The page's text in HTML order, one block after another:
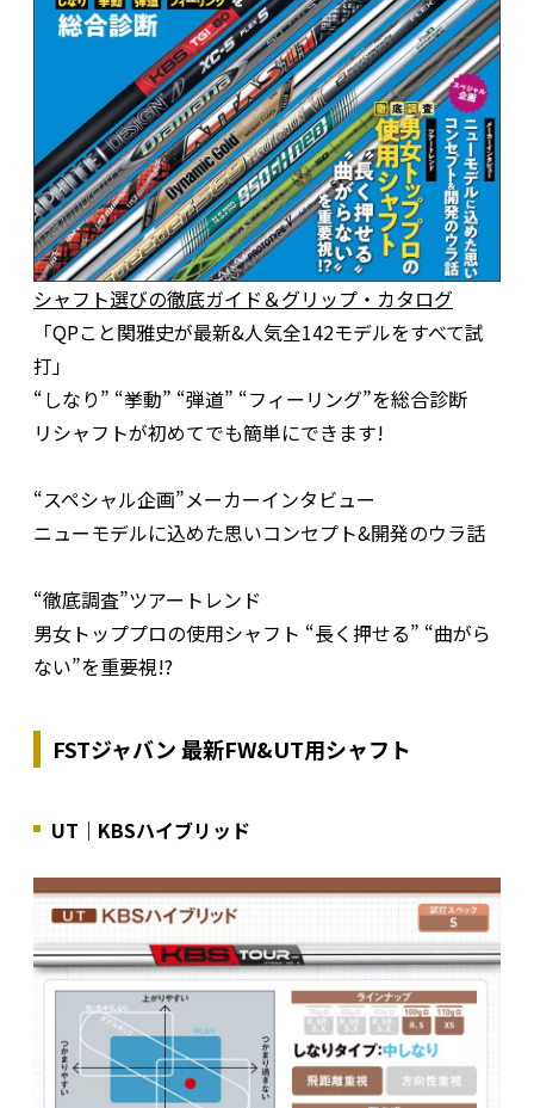
シャフト選びの徹底ガイド＆グリップ・カタログ
「QPこと関雅史が最新&人気全142モデルをすべて試
打」
“しなり” “挙動” “弾道” “フィーリング”を総合診断
リシャフトが初めてでも簡単にできます!
“スペシャル企画”メーカーインタビュー
ニューモデルに込めた思いコンセプト&開発のウラ話
“徹底調査”ツアートレンド
男女トッププロの使用シャフト “長く押せる” “曲がら
ない”を重要視!?
FSTジャバン 最新FW&UT用シャフト
UT｜KBSハイブリッド